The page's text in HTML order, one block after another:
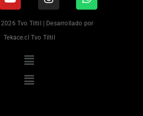
Tvo Tiltil | Desarrollado por
Tekace.cl Tvo Tiltil